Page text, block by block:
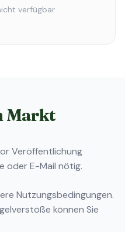
verfügbar
Markt
Veröffentlichung
oder E-Mail nötig.
Nutzungsbedingungen.
können Sie